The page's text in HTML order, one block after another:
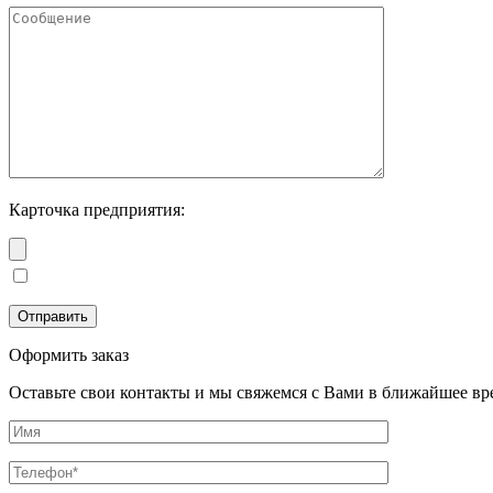
Карточка предприятия:
Оформить заказ
Оставьте свои контакты и мы свяжемся с Вами в ближайшее